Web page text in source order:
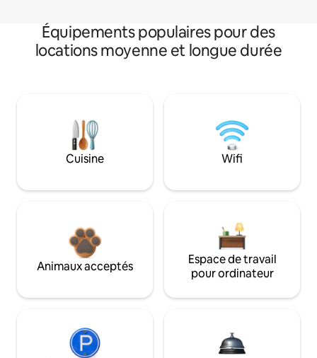
Équipements populaires pour des
locations moyenne et longue durée
Cuisine Wifi
Animaux acceptés
Espace de travail
pour ordinateur